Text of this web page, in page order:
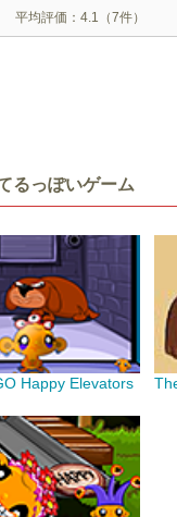
平均評価： 4.1 （7件）
るっぽいゲーム
Happy Elevators